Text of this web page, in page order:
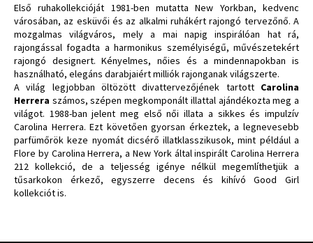
Első ruhakollekcióját 1981-ben mutatta New Yorkban, kedvenc
városában, az esküvői és az alkalmi ruhákért rajongó tervezőnő. A
mozgalmas világváros, mely a mai napig inspirálóan hat rá,
rajongással fogadta a harmonikus személyiségű, művészetekért
rajongó designert. Kényelmes, nőies és a mindennapokban is
használható, elegáns darabjaiért milliók rajonganak világszerte.
A világ legjobban öltözött divattervezőjének tartott Carolina
Herrera számos, szépen megkomponált illattal ajándékozta meg a
világot. 1988-ban jelent meg első női illata a sikkes és impulzív
Carolina Herrera. Ezt követően gyorsan érkeztek, a legnevesebb
parfümőrök keze nyomát dicsérő illatklasszikusok, mint például a
Flore by Carolina Herrera, a New York által inspirált Carolina Herrera
212 kollekció, de a teljesség igénye nélkül megemlíthetjük a
tűsarkokon érkező, egyszerre decens és kihívó Good Girl
kollekciót is.